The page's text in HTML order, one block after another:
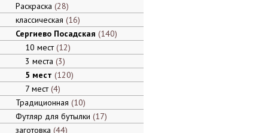
Раскраска 28
классическая 16
Сергиево Посадская 140
10 мест 12
3 места 3
5 мест 120
7 мест 4
Традиционная 10
Футляр для бутылки 17
заготовка 44